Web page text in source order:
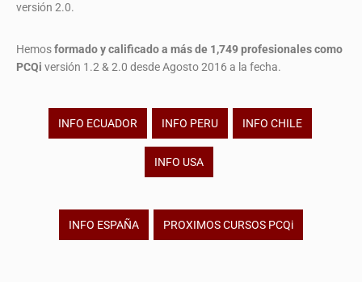
versión 2.0.
Hemosformado y calificado a más de 1,749 profesionalescomo
PCQi versión 1.2 & 2.0 desde Agosto 2016 a la fecha.
INFO ECUADOR INFO PERU INFO CHILE
INFO USA
INFO ESPAÑA PROXIMOS CURSOS PCQi